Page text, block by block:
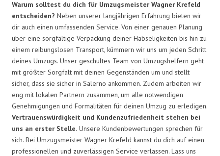
Warum solltest du dich für Umzugsmeister Wagner Krefeld
entscheiden? Neben unserer langjährigen Erfahrung bieten wir
dir auch einen umfassenden Service. Von einer genauen Planung
über eine sorgfältige Verpackung deiner Habseligkeiten bis hin zu
einem reibungslosen Transport, kümmern wir uns um jeden Schritt
deines Umzugs. Unser geschultes Team von Umzugshelfern geht
mit größter Sorgfalt mit deinen Gegenständen um und stellt
sicher, dass sie sicher in Salerno ankommen. Zudem arbeiten wir
eng mit lokalen Partnern zusammen, um alle notwendigen
Genehmigungen und Formalitäten für deinen Umzug zu erledigen.
Vertrauenswürdigkeit und Kundenzufriedenheit stehen bei
uns an erster Stelle. Unsere Kundenbewertungen sprechen für
sich. Bei Umzugsmeister Wagner Krefeld kannst du dich auf einen
professionellen und zuverlässigen Service verlassen. Lass uns